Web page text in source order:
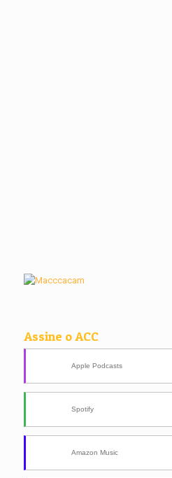
Assine o ACC
Apple Podcasts
Spotify
Amazon Music